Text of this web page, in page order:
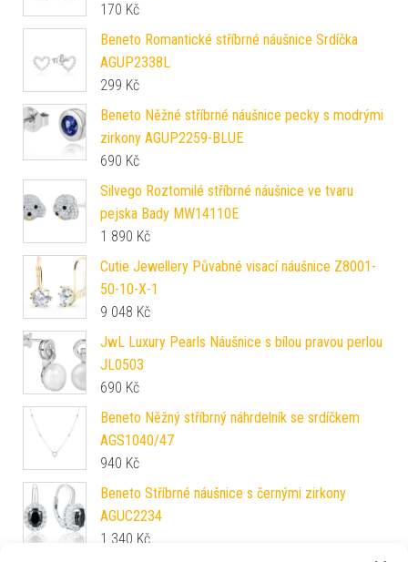
170 Kč
Beneto Romantické stříbrné náušnice Srdíčka
AGUP2338L
299 Kč
Beneto Něžné stříbrné náušnice pecky s modrými
zirkony AGUP2259-BLUE
690 Kč
Silvego Roztomilé stříbrné náušnice ve tvaru
pejska Bady MW14110E
1 890 Kč
Cutie Jewellery Půvabné visací náušnice Z8001-
50-10-X-1
9 048 Kč
JwL Luxury Pearls Náušnice s bílou pravou perlou
JL0503
690 Kč
Beneto Něžný stříbrný náhrdelník se srdíčkem
AGS1040/47
940 Kč
Beneto Stříbrné náušnice s černými zirkony
AGUC2234
1 340 Kč